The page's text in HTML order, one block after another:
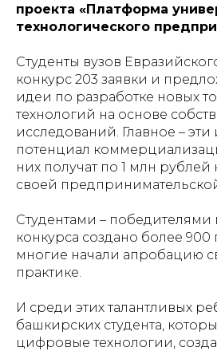
проекта «Платформа
технологического
Студенты вузов
конкурс 203 заявки и
идеи по разработке новых
технологий на основе
исследований. Главное –
потенциал
них получат по 1 млн
своей
Студентами –
конкурса создано более
многие начали апробацию
практике.
И среди этих талантливых
башкирских студента,
цифровые технологии,